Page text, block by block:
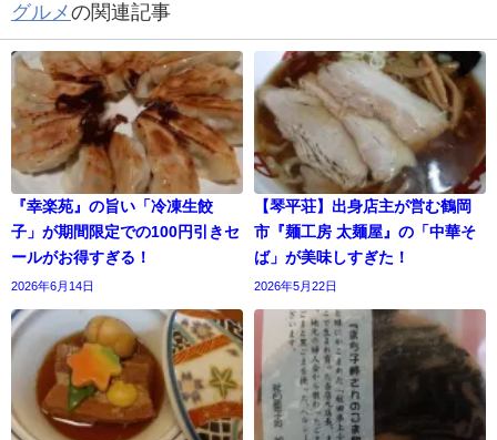
グルメの関連記事
『幸楽苑』の旨い「冷凍生餃
子」が期間限定での100円引きセ
ールがお得すぎる！
2026年6月14日
【琴平荘】出身店主が営む鶴岡
市『麺工房 太麺屋』の「中華そ
ば」が美味しすぎた！
2026年5月22日